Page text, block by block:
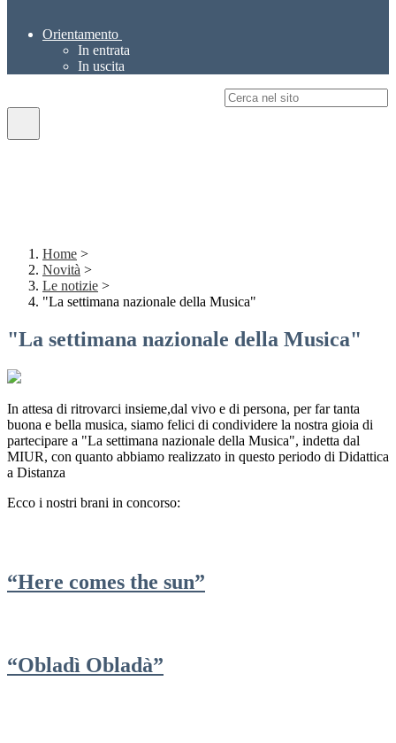
Orientamento
In entrata
In uscita
Home >
Novità >
Le notizie >
"La settimana nazionale della Musica"
"La settimana nazionale della Musica"
In attesa di ritrovarci insieme,dal vivo e di persona, per far tanta
buona e bella musica, siamo felici di condividere la nostra gioia di
partecipare a "La settimana nazionale della Musica", indetta dal
MIUR, con quanto abbiamo realizzato in questo periodo di Didattica
a Distanza
Ecco i nostri brani in concorso:
“Here comes the sun”
“Obladì Obladà”